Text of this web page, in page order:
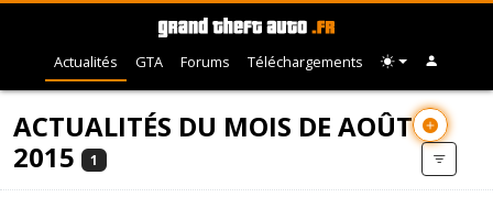
Actualités GTA Forums Téléchargements
ACTUALITÉS DU MOIS DE AOÛT
2015
1